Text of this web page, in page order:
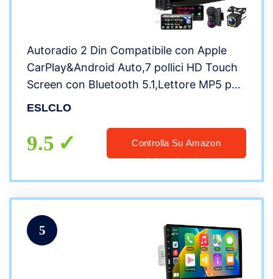
Autoradio 2 Din Compatibile con Apple
CarPlay&Android Auto,7 pollici HD Touch
Screen con Bluetooth 5.1,Lettore MP5 per
auto con Backup
In/MirrorLink/AMFM Car Radio
ESLCLO
9.5 Controlla Su Amazon
5